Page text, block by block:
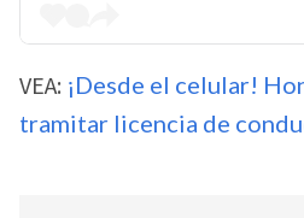
VEA: ¡Desde el celular!
tramitar licencia de